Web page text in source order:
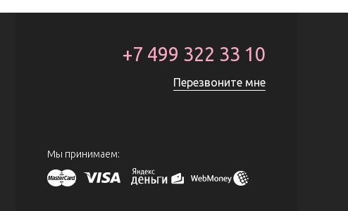
+7 499 322 33 10
Перезвоните мне
Мы принимаем: